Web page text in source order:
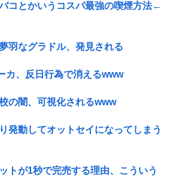
コとかいうコスパ最強の喫煙方法←
羽なグラドル、発見される
カ、反日行為で消えるwww
の闇、可視化されるwww
発動してオットセイになってしまう
トが1秒で完売する理由、こういう